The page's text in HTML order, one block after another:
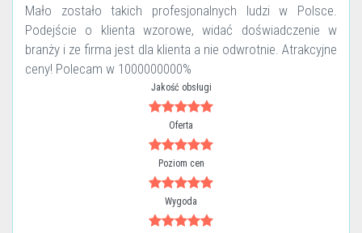
Mało zostało takich profesjonalnych ludzi w Polsce.
Podejście o klienta wzorowe, widać doświadczenie w
branży i ze firma jest dla klienta a nie odwrotnie. Atrakcyjne
ceny! Polecam w 1000000000%
Jakość obsługi
Oferta
Poziom cen
Wygoda